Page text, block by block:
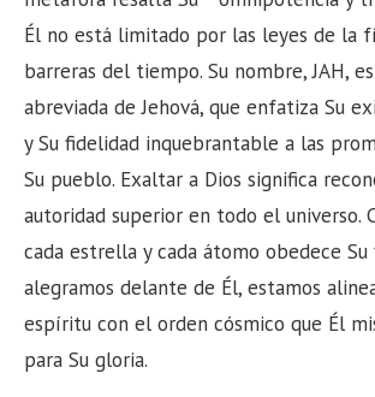
Él no está limitado por las leyes de la
barreras del tiempo. Su nombre, JAH,
abreviada de Jehová, que enfatiza Su
y Su fidelidad inquebrantable a las
Su pueblo. Exaltar a Dios significa
autoridad superior en todo el universo.
cada estrella y cada átomo obedece Su
alegramos delante de Él, estamos
espíritu con el orden cósmico que Él
para Su gloria.